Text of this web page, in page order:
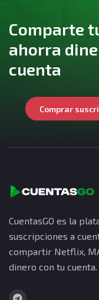
Comparte
ahorra
cuenta
Comprar
CuentasGO es la
suscripciones a
compartir Netflix,
dinero con tu cuenta.